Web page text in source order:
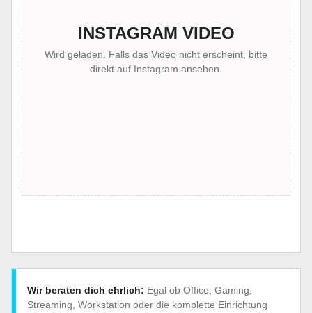
INSTAGRAM VIDEO
Wird geladen. Falls das Video nicht erscheint, bitte
direkt auf Instagram ansehen.
Wir beraten dich ehrlich: Egal ob Office, Gaming,
Streaming, Workstation oder die komplette Einrichtung